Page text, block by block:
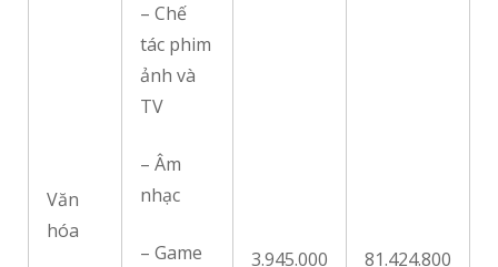
Văn
hóa
– Chế
tác phim
ảnh và
TV
– Âm
nhạc
– Game
3.945.000 81.424.800